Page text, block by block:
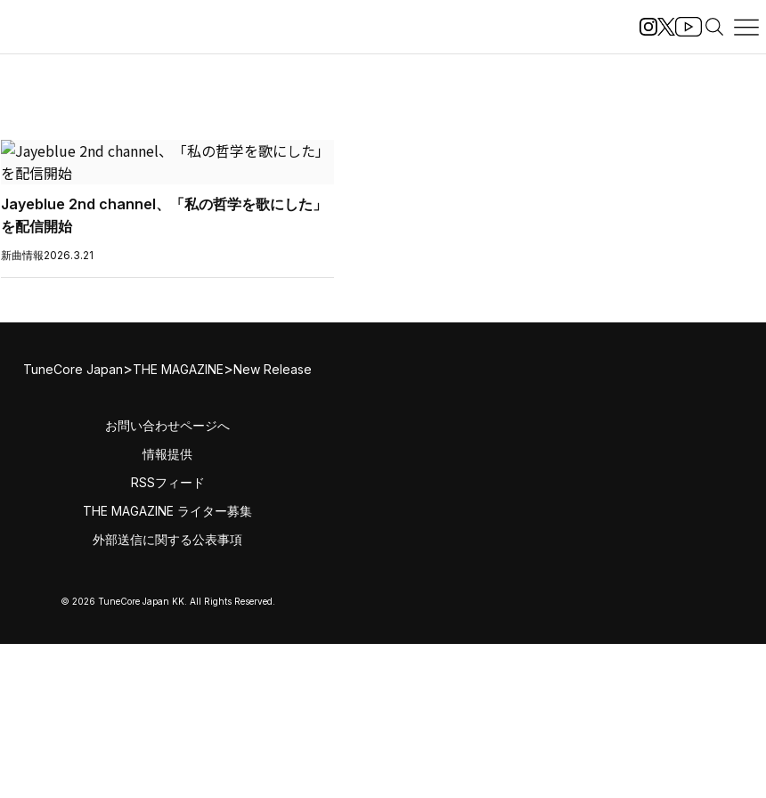
Jayeblue 2nd channel、「私の哲学を歌にした」
を配信開始
新曲情報2026.3.21
TuneCore Japan>THE MAGAZINE>New Release
お問い合わせページへ
情報提供
RSSフィード
THE MAGAZINE ライター募集
外部送信に関する公表事項
© 2026 TuneCore Japan KK. All Rights Reserved.